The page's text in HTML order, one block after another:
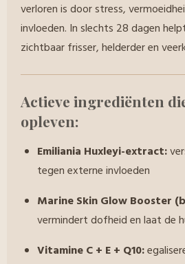
verloren is door stress,
invloeden. In slechts 28 dagen
zichtbaar frisser, helderder en
Actieve ingrediënten
opleven:
Emiliania Huxleyi-extract:
tegen externe invloeden
Marine Skin Glow Booster
vermindert dofheid en laat de
Vitamine C + E + Q10: